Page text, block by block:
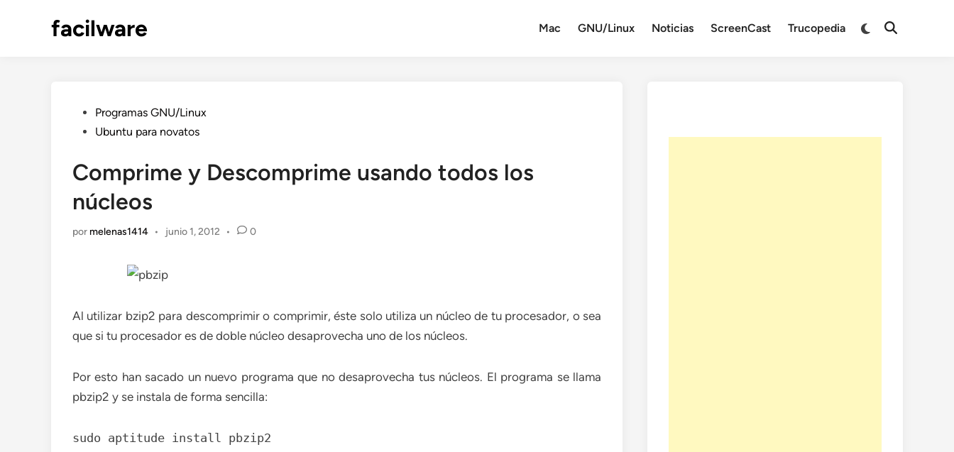
facilware Mac GNU/Linux Noticias ScreenCast Trucopedia
Publicado
en
Programas GNU/Linux
Ubuntu para novatos
Comprime y Descomprime usando todos los
núcleos
por melenas1414 • junio 1, 2012 • 0
Al utilizar bzip2 para descomprimir o comprimir, éste solo utiliza un núcleo de tu procesador, o sea
que si tu procesador es de doble núcleo desaprovecha uno de los núcleos.
Por esto han sacado un nuevo programa que no desaprovecha tus núcleos. El programa se llama
pbzip2 y se instala de forma sencilla:
sudo aptitude install pbzip2